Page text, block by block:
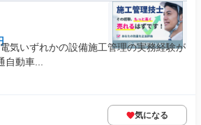
気いずれかの設備施工管理の実務経験が
動車...
気になる